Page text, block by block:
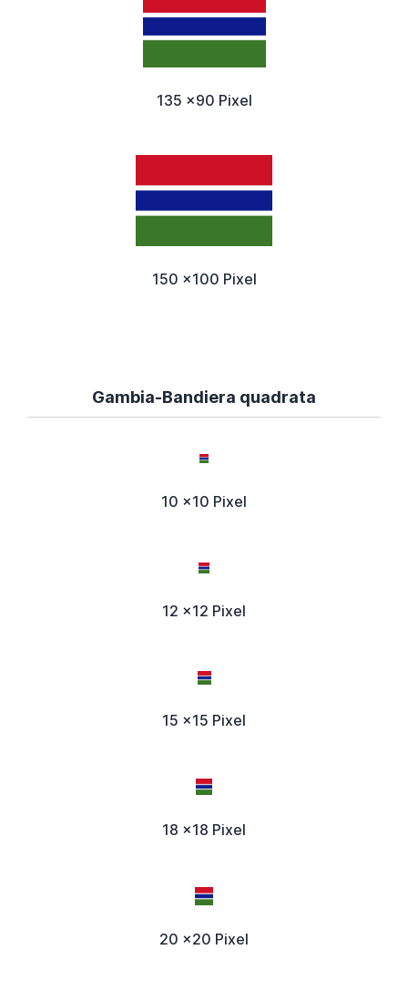
135 x90 Pixel
150 x100 Pixel
Gambia-Bandiera quadrata
10 x10 Pixel
12 x12 Pixel
15 x15 Pixel
18 x18 Pixel
20 x20 Pixel